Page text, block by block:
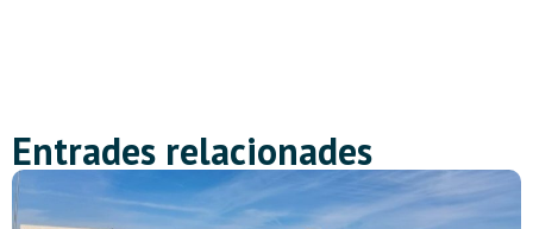
Entrades relacionades